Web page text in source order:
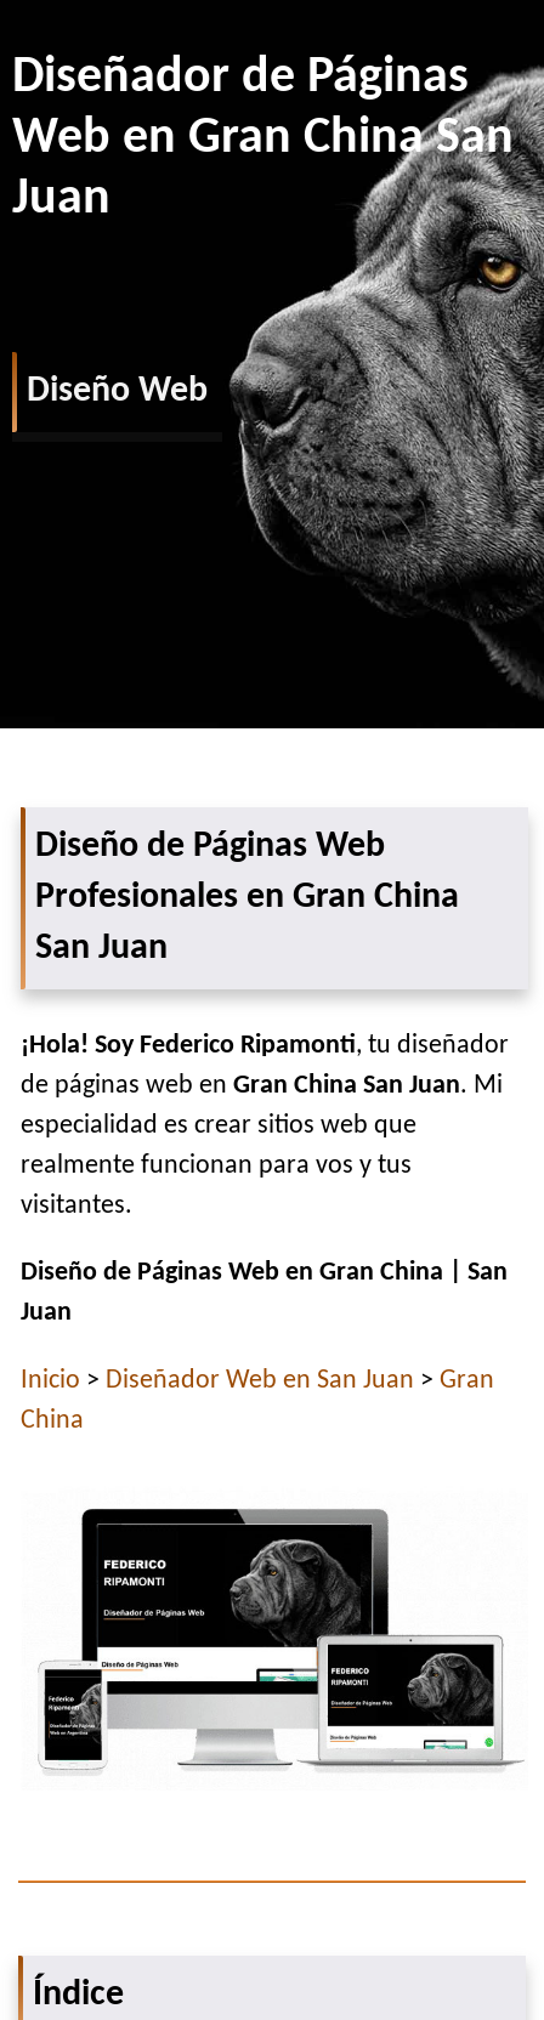
Diseñador de Páginas
Web en Gran China San
Juan
Diseño Web
Diseño de Páginas Web
Profesionales en Gran China
San Juan
¡Hola! Soy Federico Ripamonti, tu diseñador
de páginas web enGran China San Juan. Mi
especialidad es crear sitios web que
realmente funcionan para vos y tus
visitantes.
Diseño de Páginas Web en Gran China | San
Juan
Inicio > Diseñador Web en San Juan >Gran
China
Índice